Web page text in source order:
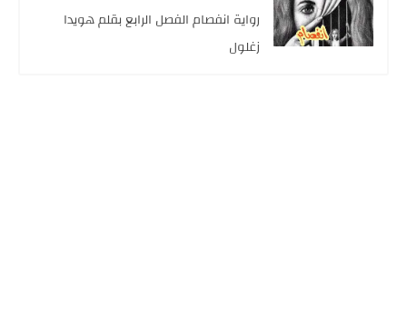
رواية انفصام الفصل الرابع بقلم هويدا
زغلول